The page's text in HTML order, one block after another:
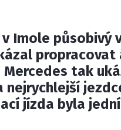
Imole působivý
propracovat
tak
nejrychlejší
jízda byla